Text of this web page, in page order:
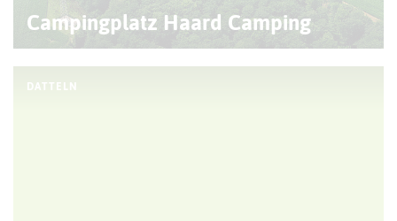
Campingplatz Haard Camping
DATTELN